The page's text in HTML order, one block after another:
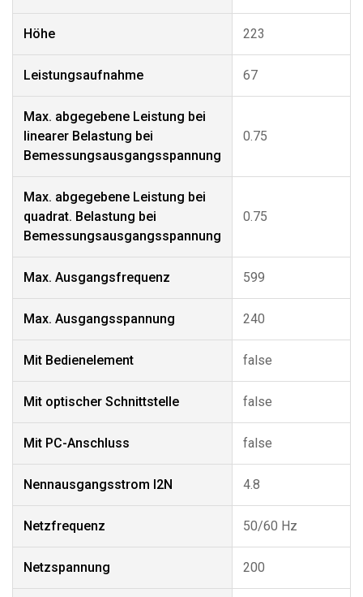
Höhe 223
Leistungsaufnahme 67
Max. abgegebene Leistung bei
linearer Belastung bei
Bemessungsausgangsspannung
0.75
Max. abgegebene Leistung bei
quadrat. Belastung bei
Bemessungsausgangsspannung
0.75
Max. Ausgangsfrequenz 599
Max. Ausgangsspannung 240
Mit Bedienelement false
Mit optischer Schnittstelle false
Mit PC-Anschluss false
Nennausgangsstrom I2N 4.8
Netzfrequenz 50/60 Hz
Netzspannung 200